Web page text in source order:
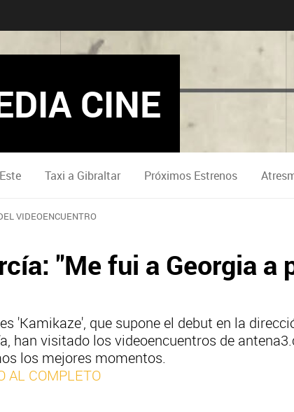
CINE
Taxi a Gibraltar Próximos Estrenos
VIDEOENCUENTRO
"Me fui a Georgia a
'Kamikaze', que supone el debut en la
han visitado los videoencuentros de
los mejores momentos.
AL COMPLETO